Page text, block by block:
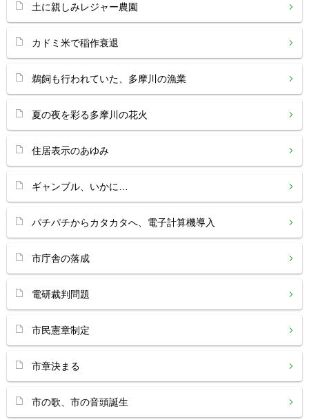
土に親しみレジャー農園
カドミ米で稲作衰退
鵜飼も行われていた、多摩川の漁業
夏の夜を彩る多摩川の花火
住居表示のあゆみ
ギャンブル、いかに…
パチパチからカタカタへ、電子計算機導入
市庁舎の落成
電研裁判問題
市民憲章制定
市章決まる
市の歌、市の音頭誕生